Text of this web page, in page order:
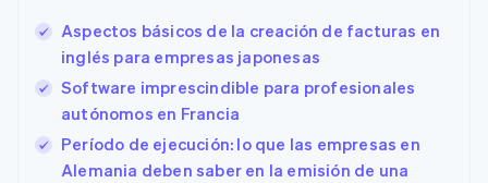
Aspectos básicos de la creación de facturas en
inglés para empresas japonesas
Software imprescindible para profesionales
autónomos en Francia
Período de ejecución: lo que las empresas en
Alemania deben saber en la emisión de una
Estados Unidos
English Español简体中文
English
Finlandia
EnglishSvenska
Francia